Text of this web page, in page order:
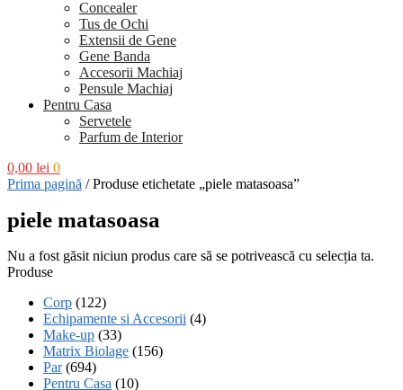
Concealer
Tus de Ochi
Extensii de Gene
Gene Banda
Accesorii Machiaj
Pensule Machiaj
Pentru Casa
Servetele
Parfum de Interior
0,00 lei 0
Prima pagină /Produse etichetate „piele matasoasa”
piele matasoasa
Nu a fost găsit niciun produs care să se potrivească cu selecția ta.
Produse
Corp (122)
Echipamente si Accesorii (4)
Make-up (33)
Matrix Biolage (156)
Par (694)
Pentru Casa (10)